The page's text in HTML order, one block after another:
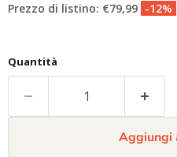
Prezzo di listino: €79,99 -12%
Quantità
Aggiungi